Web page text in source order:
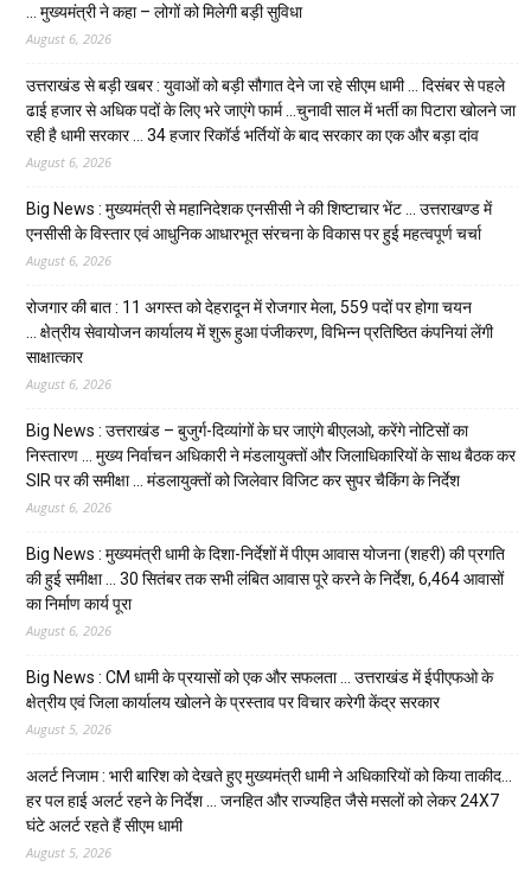
… मुख्यमंत्री ने कहा – लोगों को मिलेगी बड़ी सुविधा
August 6, 2026
उत्तराखंड से बड़ी खबर : युवाओं को बड़ी सौगात देने जा रहे सीएम धामी … दिसंबर से पहले
ढाई हजार से अधिक पदों के लिए भरे जाएंगे फार्म …चुनावी साल में भर्ती का पिटारा खोलने जा
रही है धामी सरकार … 34 हजार रिकॉर्ड भर्तियों के बाद सरकार का एक और बड़ा दांव
August 6, 2026
Big News : मुख्यमंत्री से महानिदेशक एनसीसी ने की शिष्टाचार भेंट … उत्तराखण्ड में
एनसीसी के विस्तार एवं आधुनिक आधारभूत संरचना के विकास पर हुई महत्वपूर्ण चर्चा
August 6, 2026
रोजगार की बात : 11 अगस्त को देहरादून में रोजगार मेला, 559 पदों पर होगा चयन
… क्षेत्रीय सेवायोजन कार्यालय में शुरू हुआ पंजीकरण, विभिन्न प्रतिष्ठित कंपनियां लेंगी
साक्षात्कार
August 6, 2026
Big News : उत्तराखंड – बुजुर्ग-दिव्यांगों के घर जाएंगे बीएलओ, करेंगे नोटिसों का
निस्तारण … मुख्य निर्वाचन अधिकारी ने मंडलायुक्तों और जिलाधिकारियों के साथ बैठक कर
SIR पर की समीक्षा … मंडलायुक्तों को जिलेवार विजिट कर सुपर चैकिंग के निर्देश
August 6, 2026
Big News : मुख्यमंत्री धामी के दिशा-निर्देशों में पीएम आवास योजना (शहरी) की प्रगति
की हुई समीक्षा … 30 सितंबर तक सभी लंबित आवास पूरे करने के निर्देश, 6,464 आवासों
का निर्माण कार्य पूरा
August 6, 2026
Big News : CM धामी के प्रयासों को एक और सफलता … उत्तराखंड में ईपीएफओ के
क्षेत्रीय एवं जिला कार्यालय खोलने के प्रस्ताव पर विचार करेगी केंद्र सरकार
August 5, 2026
अलर्ट निजाम : भारी बारिश को देखते हुए मुख्यमंत्री धामी ने अधिकारियों को किया ताकीद…
हर पल हाई अलर्ट रहने के निर्देश … जनहित और राज्यहित जैसे मसलों को लेकर 24X7
घंटे अलर्ट रहते हैं सीएम धामी
August 5, 2026